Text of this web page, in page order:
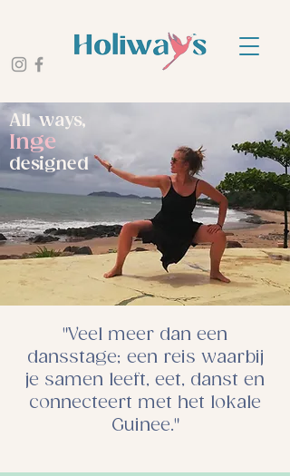
All ways,
designed
Inge
"Veel meer dan een
dansstage; een reis waarbij
je samen leeft, eet, danst en
connecteert met het lokale
Guinee."